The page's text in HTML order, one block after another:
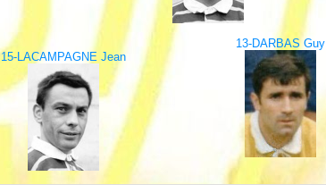
13-DARBAS Guy
15-LACAMPAGNE Jean